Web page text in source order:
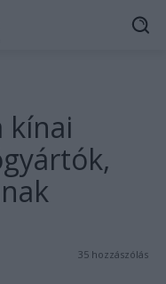
kínai
35 hozzászólás